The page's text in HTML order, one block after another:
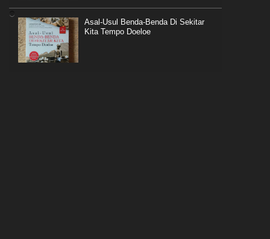
Asal-Usul Benda-Benda Di Sekitar
Kita Tempo Doeloe